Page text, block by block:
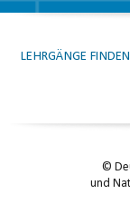
LEHRGÄNGE FINDEN
©
und